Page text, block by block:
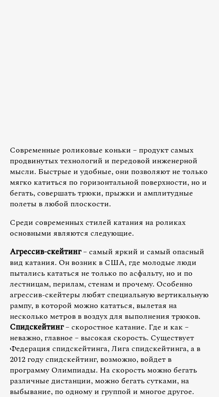
Современные роликовые коньки – продукт самых
продвинутых технологий и передовой инженерной
мысли. Быстрые и удобные, они позволяют не только
мягко катиться по горизонтальной поверхности, но и
бегать, совершать трюки, прыжки и амплитудные
полеты в любой плоскости.
Среди современных стилей катания на роликах
основными являются следующие.
Агрессив-скейтинг– самый яркий и самый опасный
вид катания. Он возник в США, где молодые люди
пытались кататься не только по асфальту, но и по
лестницам, перилам, стенам и прочему. Особенно
агрессив-скейтеры любят специальную вертикальную
рампу, в которой можно кататься, вылетая на
несколько метров в воздух для выполнения трюков.
Спидскейтинг– скоростное катание. Где и как –
неважно, главное – высокая скорость. Существует
Федерация спидскейтинга, Лига спидскейтинга, а в
2012 году спидскейтинг, возможно, войдет в
программу Олимпиады. На скорость можно бегать
различные дистанции, можно бегать сутками, на
выбывание, по одному и группой и многое другое.